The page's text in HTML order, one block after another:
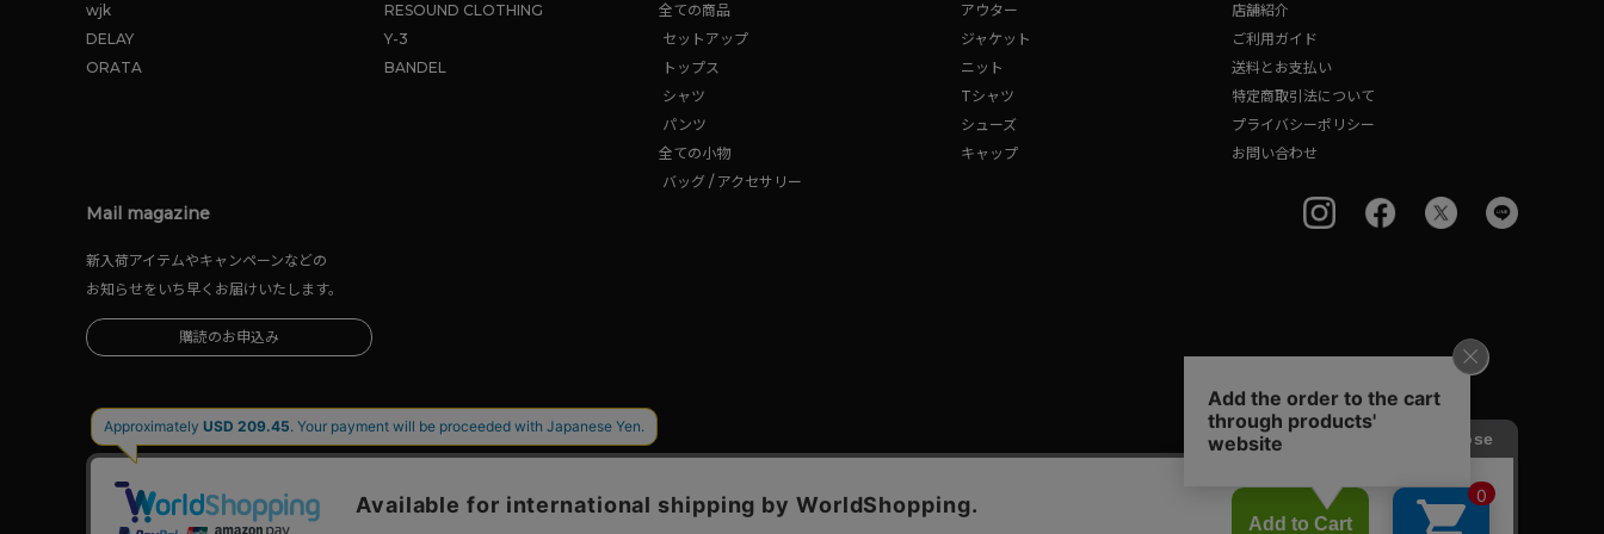
wjk
RESOUND CLOTHING
DELAY
Y-3
ORATA
BANDEL
全ての商品
アウター
セットアップ
ジャケット
トップス
ニット
シャツ
Tシャツ
パンツ
シューズ
全ての小物
キャップ
バッグ / アクセサリー
店舗紹介
ご利用ガイド
送料とお支払い
特定商取引法について
プライバシーポリシー
お問い合わせ
Mail magazine
新入荷アイテムやキャンペーンなどの
お知らせをいち早くお届けいたします。
購読のお申込み